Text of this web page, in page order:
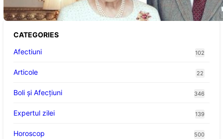
CATEGORIES
Afectiuni
102
Articole 22
Boli și Afecțiuni 346
Expertul zilei 139
Horoscop 500